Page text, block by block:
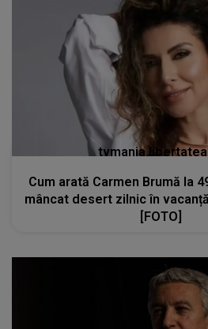
Cum arată Carmen Brumă la
mâncat desert zilnic în
[FOTO]